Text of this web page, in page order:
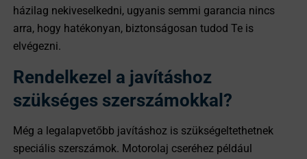
házilag nekiveselkedni, ugyanis semmi garancia nincs
arra, hogy hatékonyan, biztonságosan tudod Te is
elvégezni.
Rendelkezel a javításhoz
szükséges szerszámokkal?
Még a legalapvetőbb javításhoz is szükségeltethetnek
speciális szerszámok. Motorolaj cseréhez például